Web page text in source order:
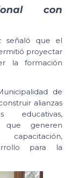
con
señaló que el
proyectar
la formación
de
alianzas
educativas,
que generen
para la